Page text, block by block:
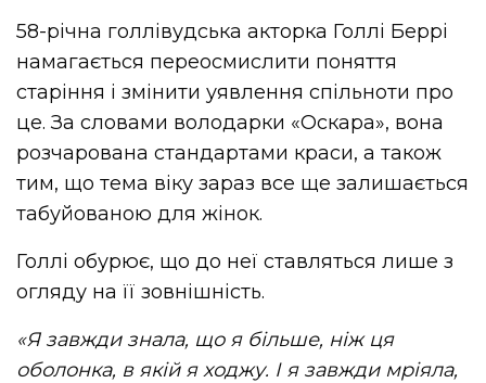
58-річна голлівудська акторка Голлі Беррі
намагається переосмислити поняття
старіння і змінити уявлення спільноти про
це. За словами володарки «Оскара», вона
розчарована стандартами краси, а також
тим, що тема віку зараз все ще залишається
табуйованою для жінок.
Голлі обурює, що до неї ставляться лише з
огляду на її зовнішність.
«Я завжди знала, що я більше, ніж ця
оболонка, в якій я ходжу. І я завжди мріяла,